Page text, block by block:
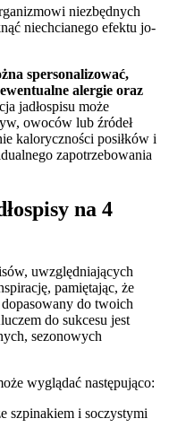
niezbędnych
niechcianego efektu jo-
spersonalizować,
alergie oraz
jadłospisu może
owoców lub źródeł
kaloryczności posiłków i
zapotrzebowania
na 4
uwzględniających
pamiętając, że
do twoich
do sukcesu jest
sezonowych
wyglądać następująco:
szpinakiem i soczystymi